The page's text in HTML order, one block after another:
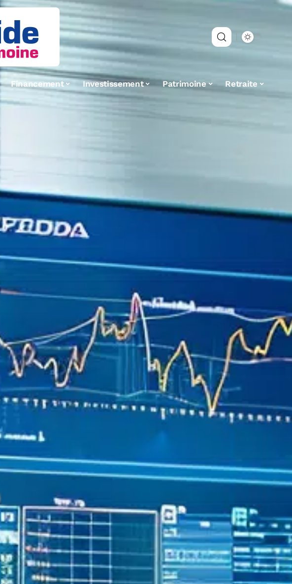
Financement Investissement Patrimoine Retraite